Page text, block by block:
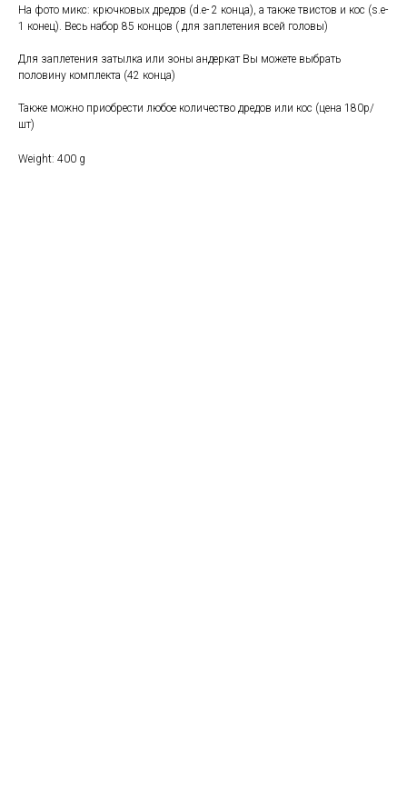
На фото микс: крючковых дредов (d.e- 2 конца), а также твистов и кос (s.e-
1 конец). Весь набор 85 концов ( для заплетения всей головы)
Для заплетения затылка или зоны андеркат Вы можете выбрать
половину комплекта (42 конца)
Также можно приобрести любое количество дредов или кос (цена 180р/
шт)
Weight: 400 g